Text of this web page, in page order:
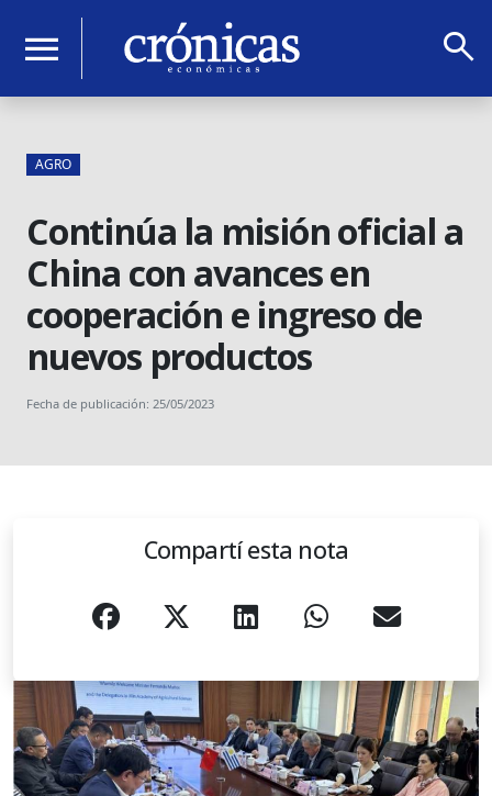
menu search
AGRO
Continúa la misión oficial a
China con avances en
cooperación e ingreso de
nuevos productos
Fecha de publicación: 25/05/2023
Compartí esta nota